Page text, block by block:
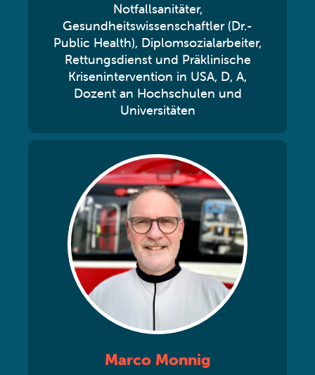
Notfallsanitäter,
Gesundheitswissenschaftler (Dr.-
Public Health), Diplomsozialarbeiter,
Rettungsdienst und Präklinische
Krisenintervention in USA, D, A,
Dozent an Hochschulen und
Universitäten
Marco Monnig